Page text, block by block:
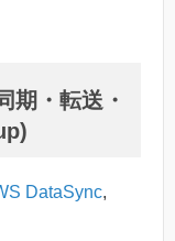
期・転送・
DataSync,